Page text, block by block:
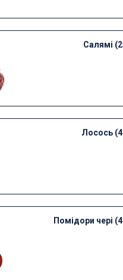
Салямі
Лосось
Помідори чері